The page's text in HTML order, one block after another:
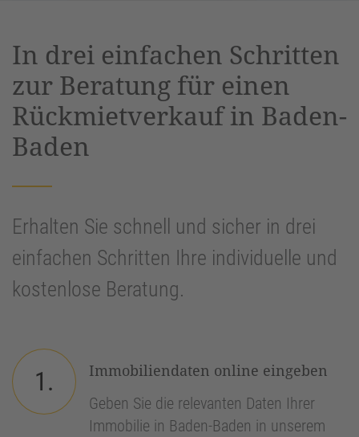
Management Platform&eRecht24
In drei einfachen Schritten
zur Beratung für einen
Rückmietverkauf in Baden-
Baden
Erhalten Sie schnell und sicher in drei
einfachen Schritten Ihre individuelle und
kostenlose Beratung.
1.
Immobiliendaten online eingeben
Geben Sie die relevanten Daten Ihrer
Immobilie in Baden-Baden in unserem